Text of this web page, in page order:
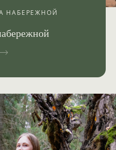
НАБЕРЕЖНОЙ